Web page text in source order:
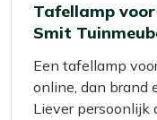
Tafellamp
Smit
Een tafellamp
online, dan brand
Liever persoonlijk